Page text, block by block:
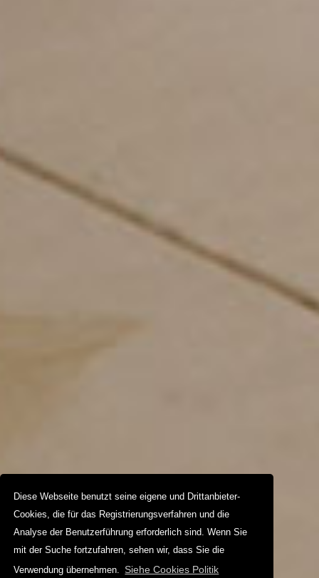
Diese Webseite benutzt seine eigene und Drittanbieter-
Cookies, die für das Registrierungsverfahren und die
Analyse der Benutzerführung erforderlich sind. Wenn Sie
mit der Suche fortzufahren, sehen wir, dass Sie die
Verwendung übernehmen. Siehe Cookies Politik